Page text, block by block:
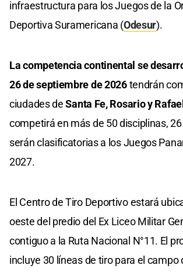
infraestructura para los Juegos de la
Deportiva Suramericana (Odesur).
La competencia continental se
26 de septiembre de 2026tendrán
ciudades deSanta Fe, Rosario y
competirá en más de 50 disciplinas,
serán clasificatorias a los Juegos
2027.
El Centro de Tiro Deportivo estará
oeste del predio del Ex Liceo Militar
contiguo a la Ruta Nacional N°11. El
incluye 30 líneas de tiro para el campo